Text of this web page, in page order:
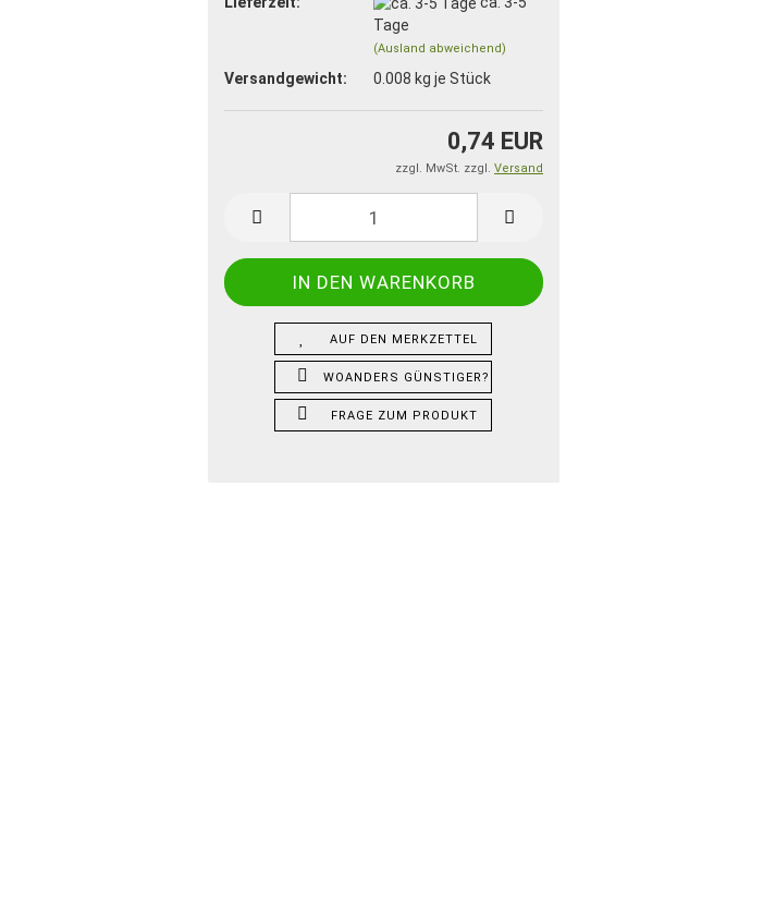
Tage
(Ausland abweichend)
Versandgewicht: 0.008 kg je Stück
0,74 EUR
zzgl. MwSt. zzgl. Versand
AUF DEN MERKZETTEL
WOANDERS GÜNSTIGER?
FRAGE ZUM PRODUKT